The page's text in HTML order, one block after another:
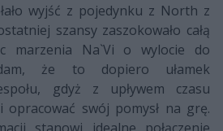
wyjść z pojedynku z North z
szansy zaszokowało całą
marzenia Na`Vi o wylocie do
że to dopiero ułamek
gdyż z upływem czasu
opracować swój pomysł na grę.